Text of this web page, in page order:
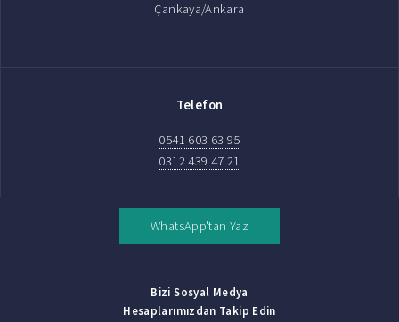
Çankaya/Ankara
Telefon
0541 603 63 95
0312 439 47 21
WhatsApp'tan Yaz
Bizi Sosyal Medya
Hesaplarımızdan Takip Edin